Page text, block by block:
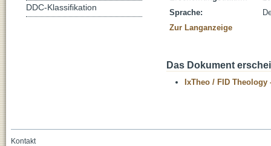
Sprache:
Zur Langanzeige
Das Dokument
IxTheo / FID Theology
DDC-Klassifikation
Kontakt